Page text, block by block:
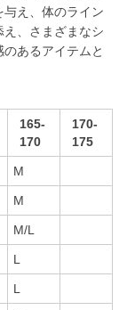
え、体のライン
、さまざまなシ
あるアイテムと
165-
170
170-
175
M
M
M/L
L
L